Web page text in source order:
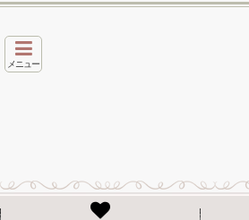
メニュー